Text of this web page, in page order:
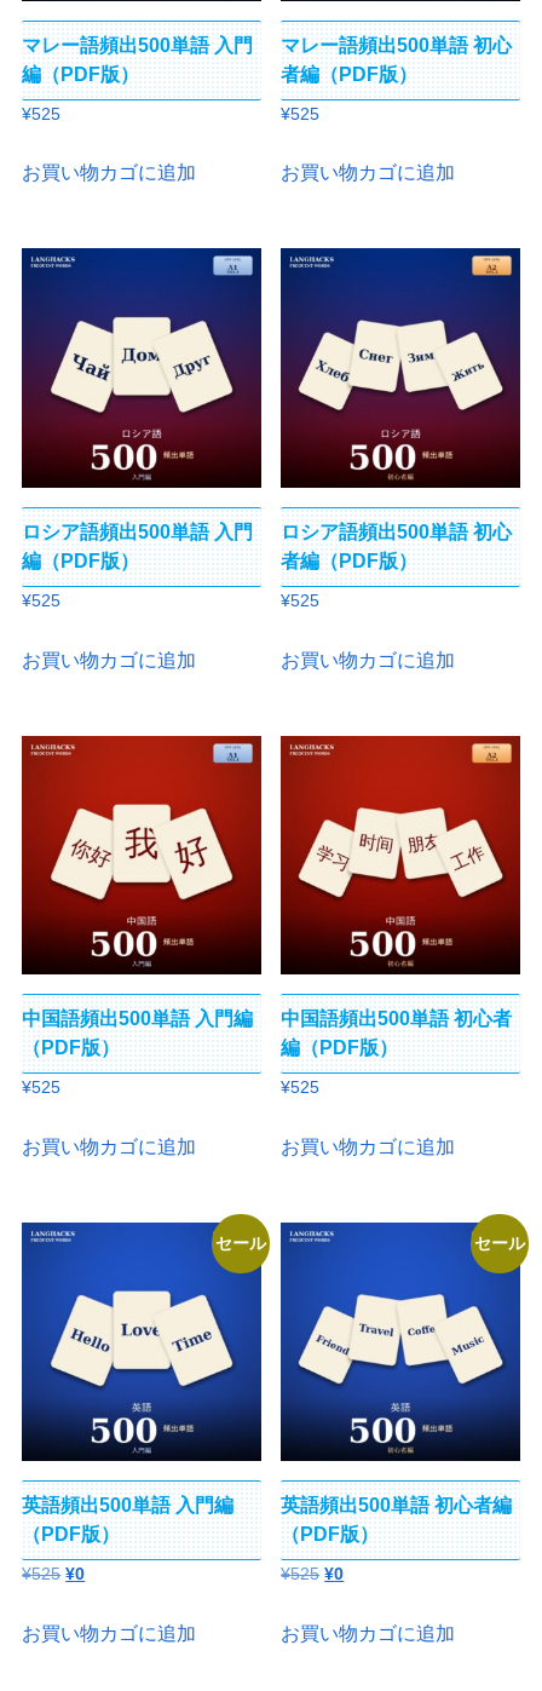
マレー語頻出500単語 入門
編（PDF版）
¥525
お買い物カゴに追加
マレー語頻出500単語 初心
者編（PDF版）
¥525
お買い物カゴに追加
ロシア語頻出500単語 入門
編（PDF版）
¥525
お買い物カゴに追加
ロシア語頻出500単語 初心
者編（PDF版）
¥525
お買い物カゴに追加
中国語頻出500単語 入門編
（PDF版）
¥525
お買い物カゴに追加
中国語頻出500単語 初心者
編（PDF版）
¥525
お買い物カゴに追加
セール
英語頻出500単語 入門編
（PDF版）
¥525 元
価
¥0現
の
お買い物カゴに追加
セール
英語頻出500単語 初心者編
（PDF版）
¥525 元
価
¥0現
の
お買い物カゴに追加